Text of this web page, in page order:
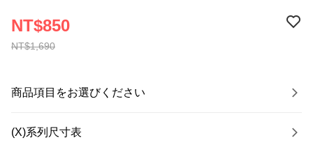
NT$1,690
NT$850
商品項目をお選びください
(X)系列尺寸表